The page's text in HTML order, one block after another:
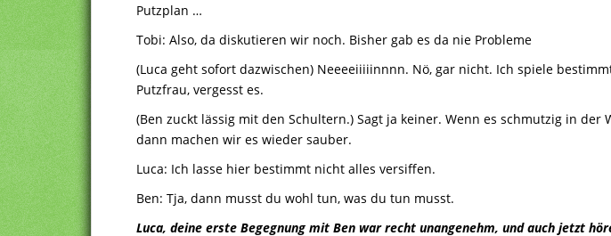
Putzplan …
Tobi: Also, da diskutieren wir noch. Bisher gab es da nie Probleme
(Luca geht sofort dazwischen) Neeeeiiiiinnnn. Nö, gar nicht. Ich spiele
Putzfrau, vergesst es.
(Ben zuckt lässig mit den Schultern.) Sagt ja keiner. Wenn es schmutzig in der
dann machen wir es wieder sauber.
Luca: Ich lasse hier bestimmt nicht alles versiffen.
Ben: Tja, dann musst du wohl tun, was du tun musst.
Luca, deine erste Begegnung mit Ben war recht unangenehm, und auch jetzt